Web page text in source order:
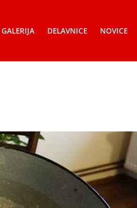
GALERIJA DELAVNICE NOVICE